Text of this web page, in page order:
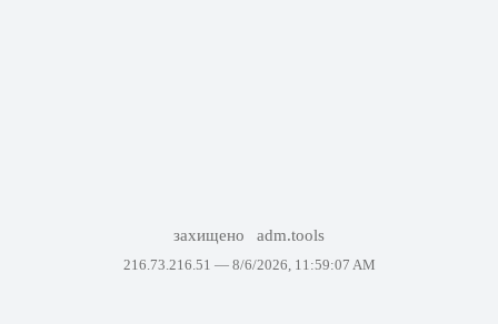
захищено adm.tools
216.73.216.51 — 8/6/2026, 11:59:07 AM